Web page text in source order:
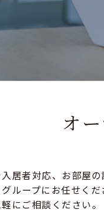
オ
居者対応、お部屋
ループにお任せく
にご相談ください。